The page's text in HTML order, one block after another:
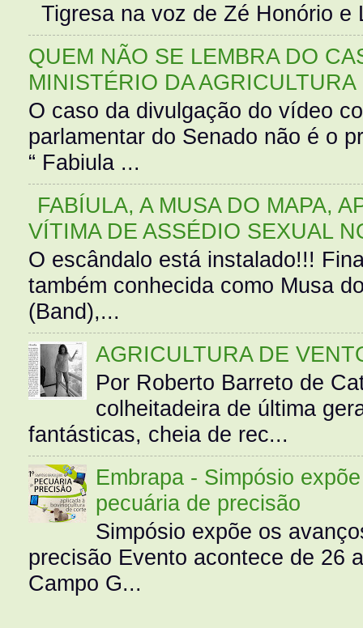
Tigresa na voz de Zé Honório
QUEM NÃO SE LEMBRA DO
MINISTÉRIO DA AGRICULTURA
O caso da divulgação do vídeo
parlamentar do Senado não é o
“ Fabiula ...
FABÍULA, A MUSA DO MAPA,
VÍTIMA DE ASSÉDIO SEXUAL
O escândalo está instalado!!!
também conhecida como Musa
(Band),...
AGRICULTURA DE
Por Roberto Barreto de
colheitadeira de última
fantásticas, cheia de rec...
Embrapa - Simpósio
pecuária de precisão
Simpósio expõe os
precisão Evento acontece de 26
Campo G...